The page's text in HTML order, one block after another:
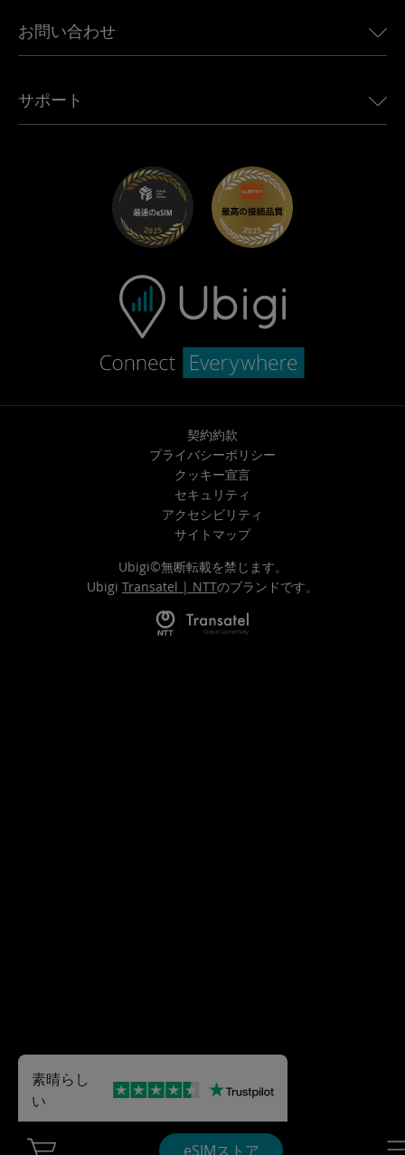
eSIMストア
アフリカ向けeSIM
すべての目的地を見る
Jeep向けUbigi
Mini向けUbigi
Maserati向けUbigi
Ubigi関連プレス
Ubigiアプリ
お問い合わせ
アフェリエイトプログラム
サポート
トラブルシューティング
ヘルプセンター
お問い合わせ先
契約約款
プライバシーポリシー
クッキー宣言
セキュリティ
アクセシビリティ
サイトマップ
Ubigi©無断転載を禁じます。
Ubigi Transatel | NTTのブランドです。
素晴らし
い